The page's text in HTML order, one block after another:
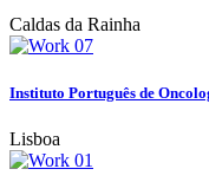
Caldas da Rainha
Instituto Português de
Lisboa